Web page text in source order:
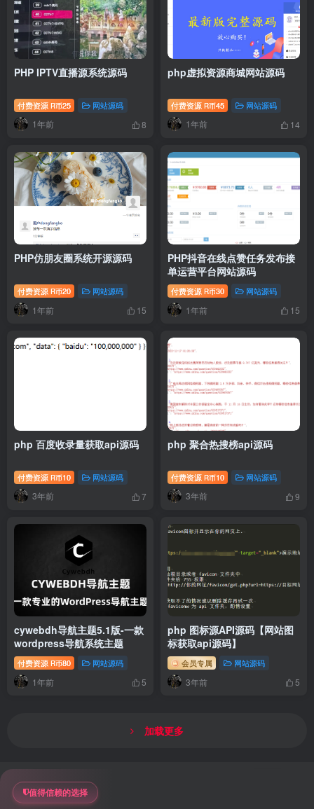
PHP IPTV直播源系统源码
付费资源 R币25 网站源码
1年前 8
php虚拟资源商城网站源码
付费资源 R币45 网站源码
1年前 14
PHP仿朋友圈系统开源源码
付费资源 R币20 网站源码
1年前 15
PHP抖音在线点赞任务发布接
单运营平台网站源码
付费资源 R币30 网站源码
1年前 15
php 百度收录量获取api源码
付费资源 R币10 网站源码
3年前 7
php 聚合热搜榜api源码
付费资源 R币10 网站源码
3年前 9
cywebdh导航主题5.1版-一款
wordpress导航系统主题
付费资源 R币80 网站源码
1年前 5
php 图标源API源码【网站图
标获取api源码】
会员专属 网站源码
3年前 5
加载更多
值得信赖的选择